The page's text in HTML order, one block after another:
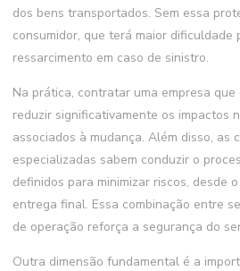
dos bens transportados. Sem essa
consumidor, que terá maior dificuldade
ressarcimento em caso de sinistro.
Na prática, contratar uma empresa
reduzir significativamente os impactos
associados à mudança. Além disso, as
especializadas sabem conduzir o
definidos para minimizar riscos, desde
entrega final. Essa combinação entre
de operação reforça a segurança do
Outra dimensão fundamental é a